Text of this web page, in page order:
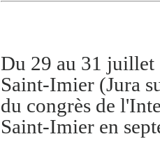
Du 29 au 31 juillet
Saint-Imier (Jura
du congrès de
Saint-Imier en